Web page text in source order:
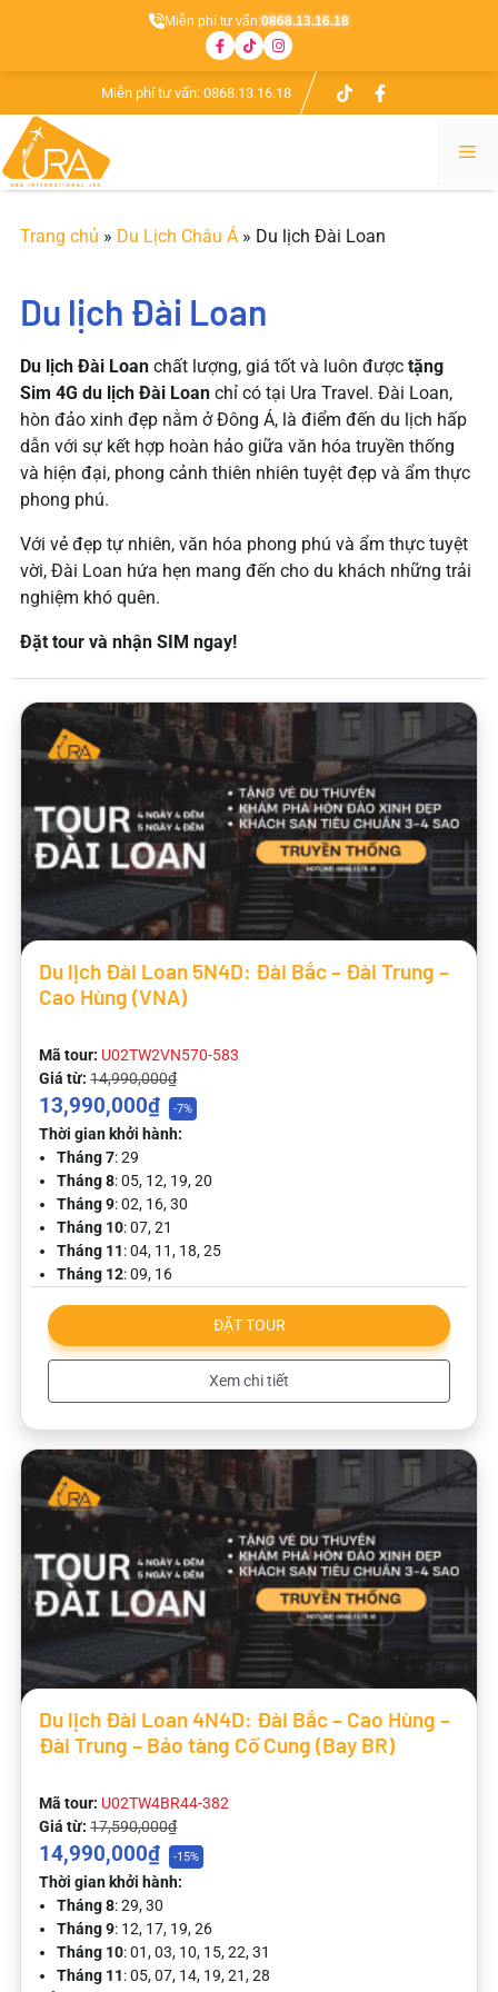
Miễn phí tư vấn:0868.13.16.18
đến
nội
dung
Miễn phí tư vấn: 0868.13.16.18
Trang chủ » Du Lịch Châu Á » Du lịch Đài Loan
Du lịch Đài Loan
Du lịch Đài Loan chất lượng, giá tốt và luôn đượctặng
Sim 4G du lịch Đài Loan chỉ có tại Ura Travel. Đài Loan,
hòn đảo xinh đẹp nằm ở Đông Á, là điểm đến du lịch hấp
dẫn với sự kết hợp hoàn hảo giữa văn hóa truyền thống
và hiện đại, phong cảnh thiên nhiên tuyệt đẹp và ẩm thực
phong phú.
Với vẻ đẹp tự nhiên, văn hóa phong phú và ẩm thực tuyệt
vời, Đài Loan hứa hẹn mang đến cho du khách những trải
nghiệm khó quên.
Đặt tour và nhận SIM ngay!
Du lịch Đài Loan 5N4D: Đài Bắc – Đài Trung –
Cao Hùng (VNA)
Mã tour: U02TW2VN570-583
Giá từ:14,990,000₫
13,990,000₫ -7%
Thời gian khởi hành:
Tháng 7: 29
Tháng 8: 05, 12, 19, 20
Tháng 9: 02, 16, 30
Tháng 10: 07, 21
Tháng 11: 04, 11, 18, 25
Tháng 12: 09, 16
ĐẶT TOUR
Xem chi tiết
Du lịch Đài Loan 4N4D: Đài Bắc – Cao Hùng –
Đài Trung – Bảo tàng Cố Cung (Bay BR)
Mã tour: U02TW4BR44-382
Giá từ:17,590,000₫
14,990,000₫ -15%
Thời gian khởi hành:
Tháng 8: 29, 30
Tháng 9: 12, 17, 19, 26
Tháng 10: 01, 03, 10, 15, 22, 31
Tháng 11: 05, 07, 14, 19, 21, 28